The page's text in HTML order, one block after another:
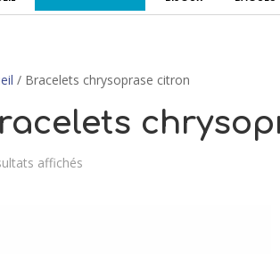
/ Bracelets chrysoprase citron
affichés